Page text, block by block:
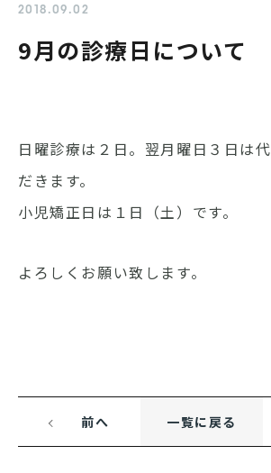
2018.09.02
9月の診療日について
日曜診療は２日。翌月曜日３日は
だきます。
小児矯正日は１日（土）です。
よろしくお願い致します。
前へ 一覧に戻る